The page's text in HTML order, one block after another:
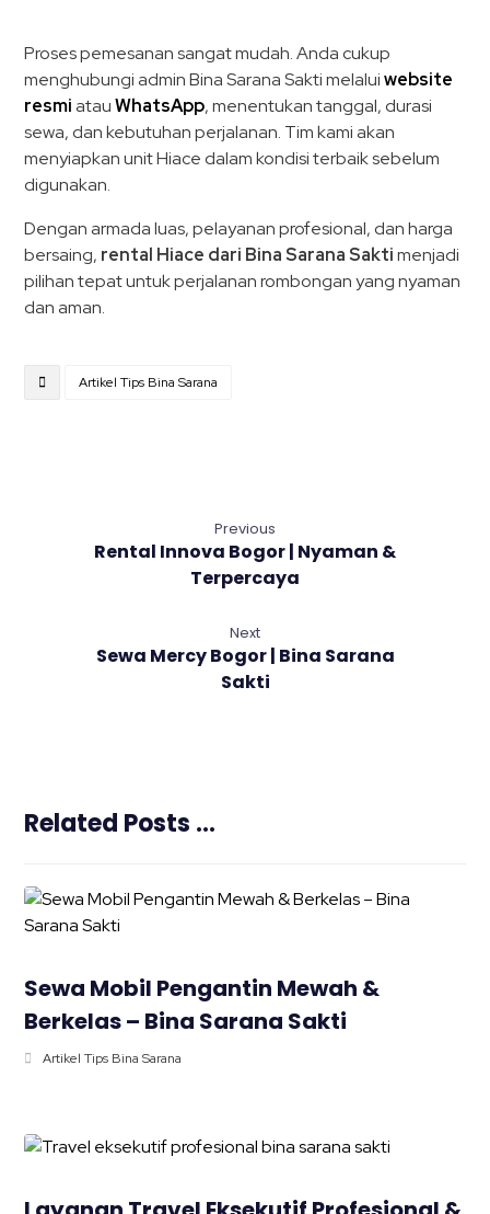
Proses pemesanan sangat mudah. Anda cukup
menghubungi admin Bina Sarana Sakti melaluiwebsite
resmiatauWhatsApp, menentukan tanggal, durasi
sewa, dan kebutuhan perjalanan. Tim kami akan
menyiapkan unit Hiace dalam kondisi terbaik sebelum
digunakan.
Dengan armada luas, pelayanan profesional, dan harga
bersaing, rental Hiace dari Bina Sarana Saktimenjadi
pilihan tepat untuk perjalanan rombongan yang nyaman
dan aman.
Artikel Tips Bina Sarana
Previous
Rental Innova Bogor | Nyaman &
Terpercaya
Next
Sewa Mercy Bogor | Bina Sarana
Sakti
Related Posts ...
Sewa Mobil Pengantin Mewah &
Berkelas – Bina Sarana Sakti
Artikel Tips Bina Sarana